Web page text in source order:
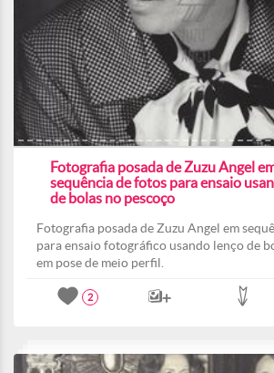
Fotografia posada de Zuzu Angel
sequência de fotos para ensaio
de bolas no pescoço
Fotografia posada de Zuzu Angel em
para ensaio fotográfico usando lenço de
em pose de meio perfil.
2